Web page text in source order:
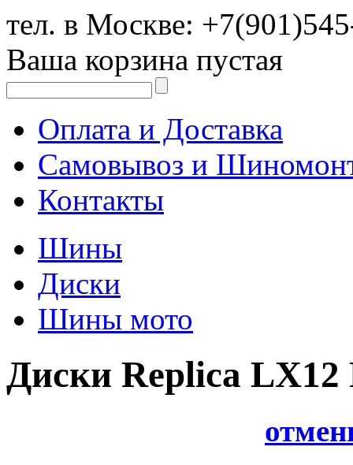
тел. в Москве:
Ваша корзина пустая
Оплата и Доставка
Самовывоз и
Контакты
Шины
Диски
Шины мото
Диски Replica LX12